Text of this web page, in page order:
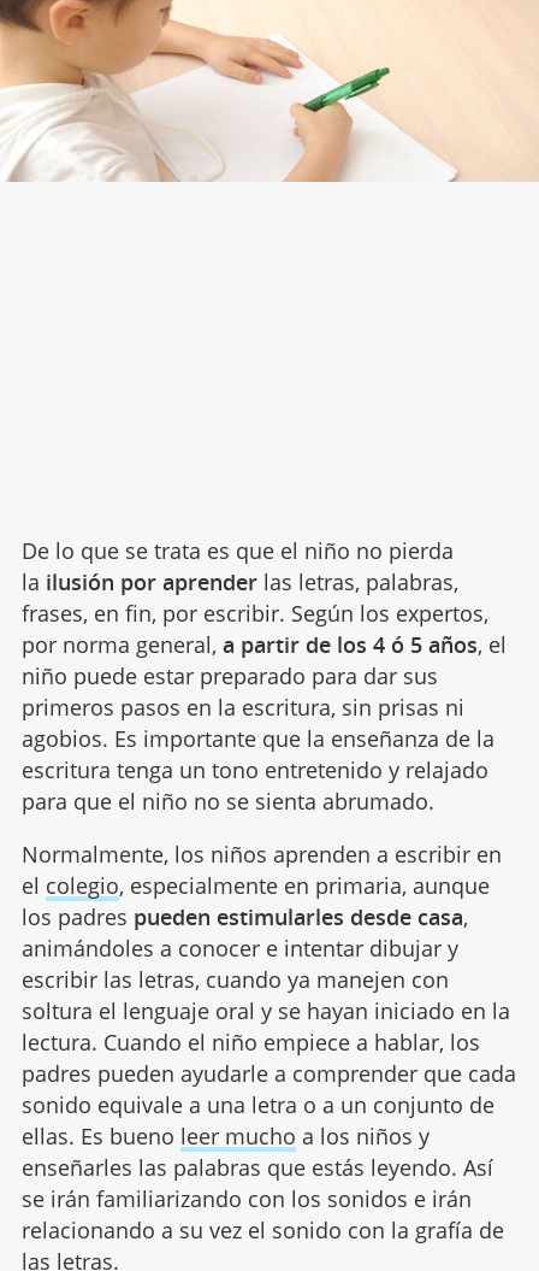
De lo que se trata es que el niño no pierda
la ilusión por aprenderlas letras, palabras,
frases, en fin, por escribir. Según los expertos,
por norma general, a partir de los 4 ó 5 años, el
niño puede estar preparado para dar sus
primeros pasos en la escritura, sin prisas ni
agobios. Es importante que la enseñanza de la
escritura tenga un tono entretenido y relajado
para que el niño no se sienta abrumado.
Normalmente, los niños aprenden a escribir en
el colegio, especialmente en primaria, aunque
los padres pueden estimularles desde casa,
animándoles a conocer e intentar dibujar y
escribir las letras, cuando ya manejen con
soltura el lenguaje oral y se hayan iniciado en la
lectura. Cuando el niño empiece a hablar, los
padres pueden ayudarle a comprender que cada
sonido equivale a una letra o a un conjunto de
ellas. Es bueno leer mucho a los niños y
enseñarles las palabras que estás leyendo. Así
se irán familiarizando con los sonidos e irán
relacionando a su vez el sonido con la grafía de
las letras.